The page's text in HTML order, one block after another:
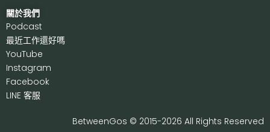
關於我們
Podcast
最近工作還好嗎
YouTube
Instagram
Facebook
LINE 客服
BetweenGos © 2015-2026 All Rights Reserved